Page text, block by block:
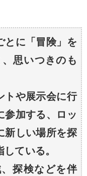
とに「冒険」を
思いつきのも
トや展示会に行
参加する、ロッ
新しい場所を探
ている。
探検などを伴